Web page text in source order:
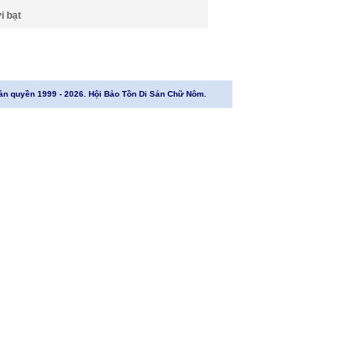
bạt
quyền 1999 - 2026. Hội Bảo Tồn Di Sản Chữ Nôm.